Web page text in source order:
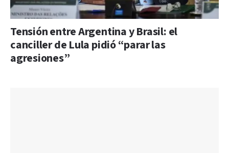
Tensión entre Argentina y Brasil: el
canciller de Lula pidió “parar las
agresiones”